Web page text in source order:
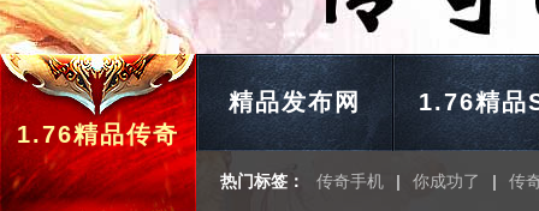
1.76精品传奇
精品发布网 1.76精品
热门标签： 传奇手机 | 你成功了 | 传